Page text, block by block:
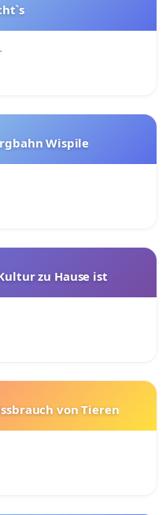
Wispile
zu Hause ist
von Tieren